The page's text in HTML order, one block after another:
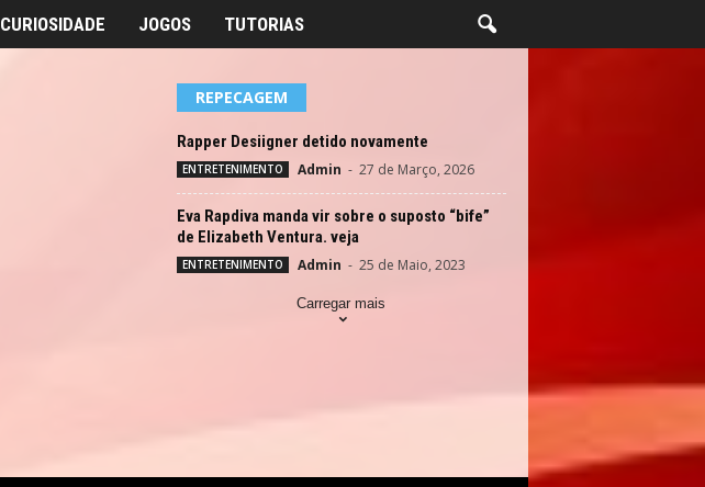
CURIOSIDADE JOGOS TUTORIAS
REPECAGEM
Rapper Desiigner detido novamente
ENTRETENIMENTO Admin - 27 de Março, 2026
Eva Rapdiva manda vir sobre o suposto “bife”
de Elizabeth Ventura. veja
ENTRETENIMENTO Admin - 25 de Maio, 2023
Carregar mais